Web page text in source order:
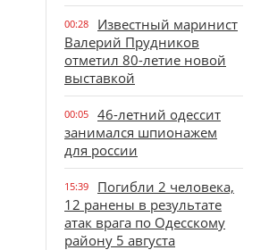
00:28
Известный маринист
Валерий Прудников
отметил 80-летие новой
выставкой
00:05
46-летний одессит
занимался шпионажем
для россии
15:39
Погибли 2 человека,
12 ранены в результате
атак врага по Одесскому
району 5 августа